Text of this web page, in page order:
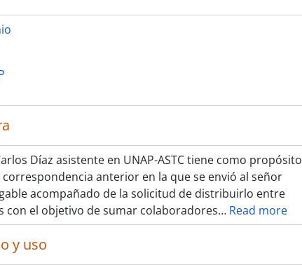
Díaz asistente en UNAP-ASTC tiene como propósito
anterior en la que se envió al señor
acompañado de la solicitud de distribuirlo entre
con el objetivo de sumar colaboradores… Read more
y uso